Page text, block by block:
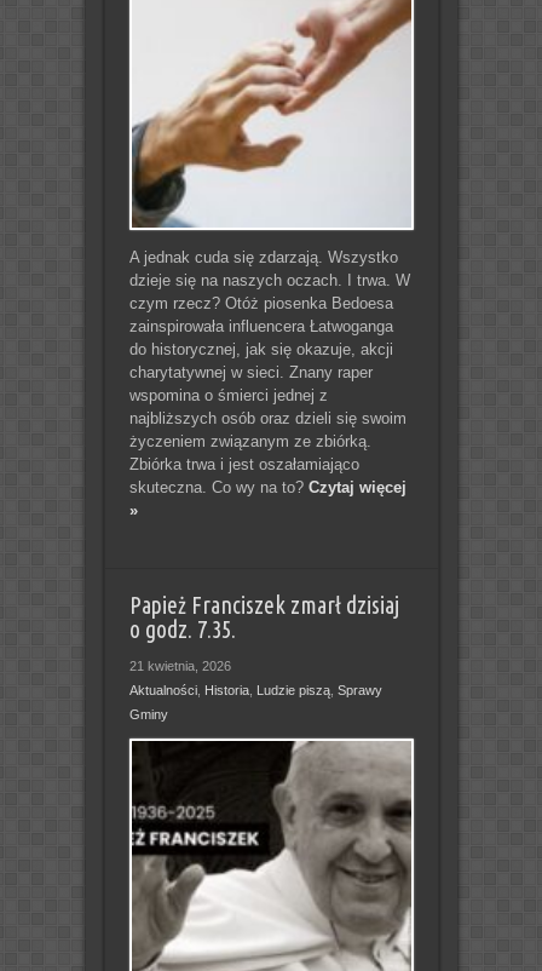
A jednak cuda się zdarzają. Wszystko
dzieje się na naszych oczach. I trwa. W
czym rzecz? Otóż piosenka Bedoesa
zainspirowała influencera Łatwoganga
do historycznej, jak się okazuje, akcji
charytatywnej w sieci. Znany raper
wspomina o śmierci jednej z
najbliższych osób oraz dzieli się swoim
życzeniem związanym ze zbiórką.
Zbiórka trwa i jest oszałamiająco
skuteczna. Co wy na to? Czytaj więcej
»
Papież Franciszek zmarł dzisiaj
o godz. 7.35.
21 kwietnia, 2026
Aktualności, Historia, Ludzie piszą, Sprawy
Gminy